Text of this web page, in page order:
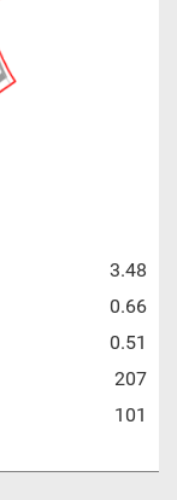
3.48
0.66
0.51
207
101